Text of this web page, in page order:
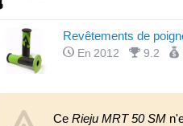
Revêtements de
En 2012 9.2
CeRieju MRT 50 SM